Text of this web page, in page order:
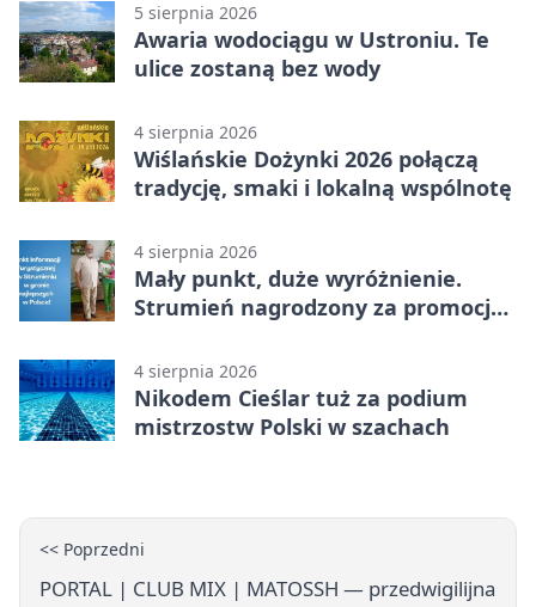
5 sierpnia 2026
Awaria wodociągu w Ustroniu. Te
ulice zostaną bez wody
4 sierpnia 2026
Wiślańskie Dożynki 2026 połączą
tradycję, smaki i lokalną wspólnotę
4 sierpnia 2026
Mały punkt, duże wyróżnienie.
Strumień nagrodzony za promocję
4 sierpnia 2026
Nikodem Cieślar tuż za podium
mistrzostw Polski w szachach
<< Poprzedni
PORTAL | CLUB MIX | MATOSSH — przedwigilijna